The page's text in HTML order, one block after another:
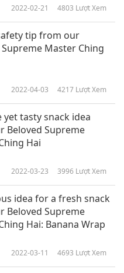
con cảm kích trước
giúp bảo vệ sức
2022-02-21 4803 Lượt Xem
tip from our
Supreme Master Ching
2022-04-03 4217 Lượt Xem
yet tasty snack idea
Beloved Supreme
Hai
2022-03-23 3996 Lượt Xem
idea for a fresh snack
Beloved Supreme
Hai: Banana Wrap
2022-03-11 4693 Lượt Xem